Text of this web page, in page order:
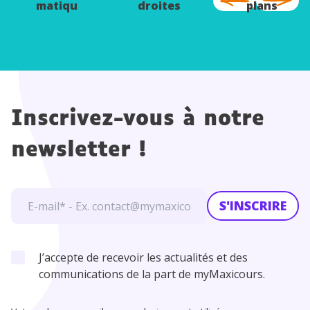
matiqu
droites
plans
Inscrivez-vous à notre
newsletter !
S'INSCRIRE
J’accepte de recevoir les actualités et des
communications de la part de myMaxicours.